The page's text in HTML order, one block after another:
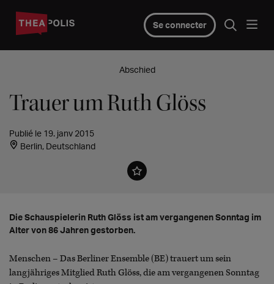
Se connecter
Abschied
Trauer um Ruth Glöss
Publié le 19. janv 2015
Berlin, Deutschland
Die Schauspielerin Ruth Glöss ist am vergangenen Sonntag im
Alter von 86 Jahren gestorben.
Menschen – Das Berliner Ensemble (BE) trauert um sein
langjähriges Mitglied Ruth Glöss, die am vergangenen Sonntag